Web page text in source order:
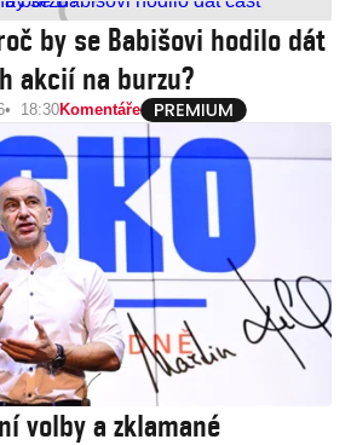
by se Babišovi hodilo dát
akcií na burzu?
18:30Komentáře
volby a zklamané